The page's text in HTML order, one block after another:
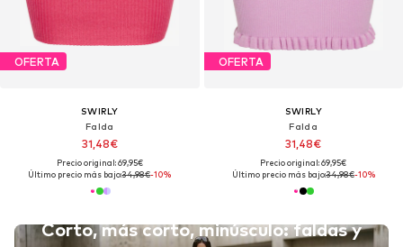
OFERTA
SWIRLY
Falda
31,48€
Precio original: 69,95€
Último precio más bajo:34,98€-10%
Corto, más corto, minúsculo: faldas y
OFERTA
SWIRLY
Falda
31,48€
Precio original: 69,95€
Último precio más bajo:34,98€-10%